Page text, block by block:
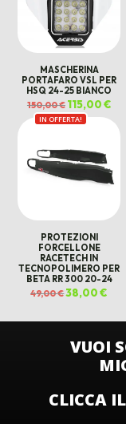
MASCHERINA
PORTAFARO VSL PER
HSQ 24-25 BIANCO
150,00€ Il
prezzo
originale
era:
115,00€Il
è:
IN OFFERTA!
PROTEZIONI
FORCELLONE
RACETECH IN
TECNOPOLIMERO PER
BETA RR 300 20-24
49,00€Il
prezzo
49,00 €.
38,00€
VUOI
CLICCA